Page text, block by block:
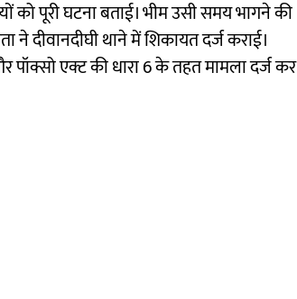
को पूरी घटना बताई। भीम उसी समय भागने की
दीवानदीघी थाने में शिकायत दर्ज कराई।
एक्ट की धारा 6 के तहत मामला दर्ज कर